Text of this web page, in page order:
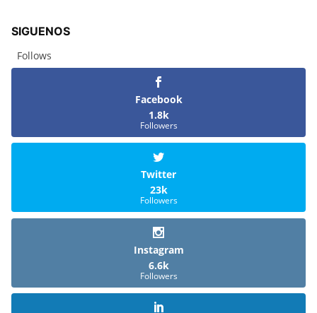
SIGUENOS
Follows
Facebook
1.8k
Followers
Twitter
23k
Followers
Instagram
6.6k
Followers